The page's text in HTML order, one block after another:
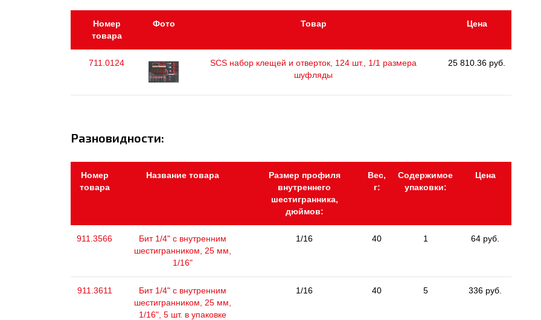
Номер
товара
Фото Товар Цена
711.0124
SCS набор клещей и отверток, 124 шт., 1/1 размера
шуфляды
25 810.36 руб.
Разновидности:
Номер
товара
Название товара
Размер профиля
внутреннего
шестигранника,
дюймов:
Вес,
г:
Содержимое
упаковки:
Цена
911.3566
Бит 1/4" с внутренним
шестигранником, 25 мм,
1/16"
1/16 40 1 64 руб.
911.3611
Бит 1/4" с внутренним
шестигранником, 25 мм,
1/16", 5 шт. в упаковке
1/16 40 5 336 руб.